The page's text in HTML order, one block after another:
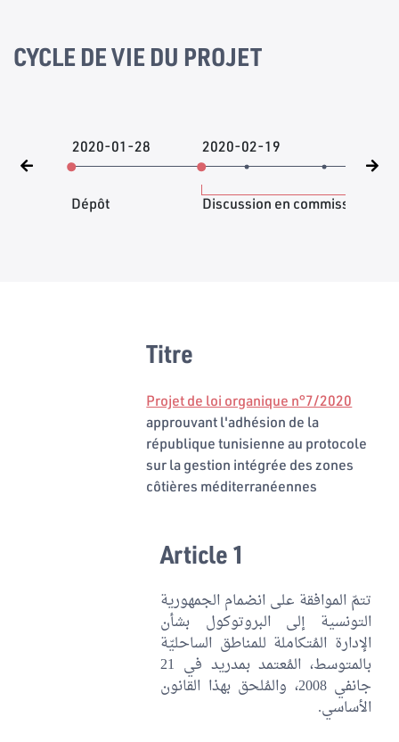
CYCLE DE VIE DU PROJET
2020-01-28
Dépôt
2020-02-19
Discussion en commission
Titre
Projet de loi organique n°7/2020
approuvant l'adhésion de la
république tunisienne au protocole
sur la gestion intégrée des zones
côtières méditerranéennes
Article 1
تتمّ الموافقة على انضمام الجمهورية
التونسية إلى البروتوكول بشأن
الإدارة المُتكاملة للمناطق الساحليّة
بالمتوسط، المُعتمد بمدريد في 21
جانفي 2008، والمُلحق بهذا القانون
الأساسي.